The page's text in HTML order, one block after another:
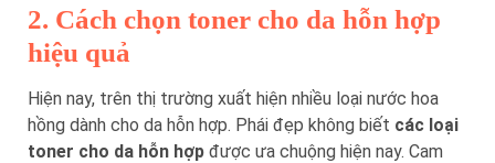
2. Cách chọn toner cho da hỗn hợp
hiệu quả
Hiện nay, trên thị trường xuất hiện nhiều loại nước hoa
hồng dành cho da hỗn hợp. Phái đẹp không biết các loại
toner cho da hỗn hợp được ưa chuộng hiện nay. Cam